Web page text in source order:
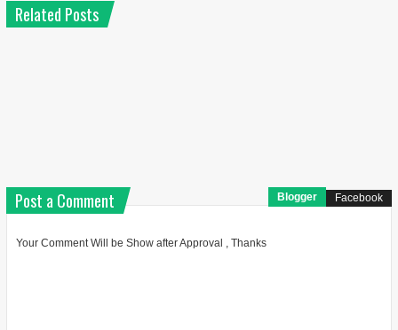
Related Posts
Post a Comment Blogger Facebook
Your Comment Will be Show after Approval , Thanks